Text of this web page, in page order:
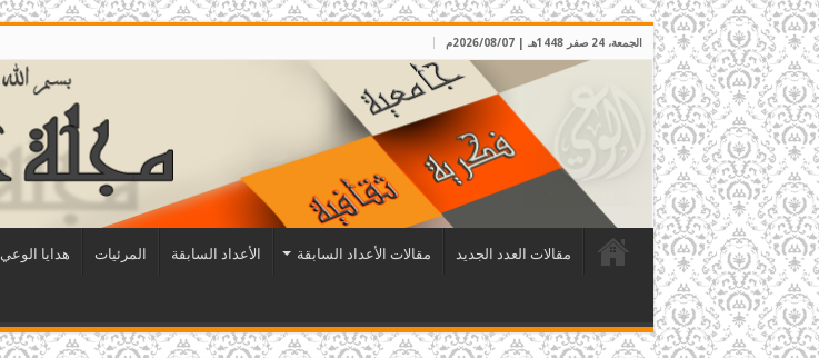
الجمعة، 24 صفر 1448هـ | 2026/08/07م
مقالات العدد الجديد مقالات الأعداد السابقة الأعداد السابقة المرئيات هدايا الوعي